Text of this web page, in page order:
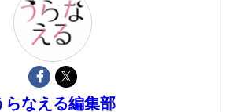
らなえる編集部